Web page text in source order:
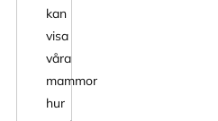
kan
visa
våra
mammor
hur